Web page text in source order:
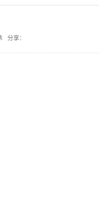
分享：